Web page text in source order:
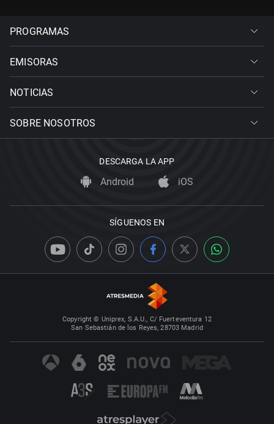
PROGRAMAS
EMISORAS
NOTICIAS
SOBRE NOSOTROS
DESCARGA LA APP
Android iOS
SÍGUENOS EN
Copyright © Uniprex, S.A.U., C/ Fuerteventura 12
San Sebastián de los Reyes, 28703 Madrid